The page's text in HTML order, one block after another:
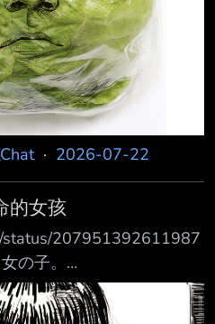
的生菜品質維持造成很大影
· 2026-07-22
的女孩
status/207951392611987
の子。
media/HNvqzQyaoAAQ